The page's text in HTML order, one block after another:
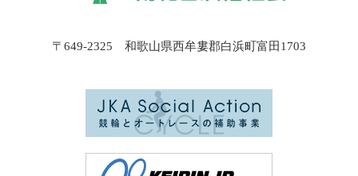
〒649-2325 和歌山県西牟婁郡白浜町富田1703